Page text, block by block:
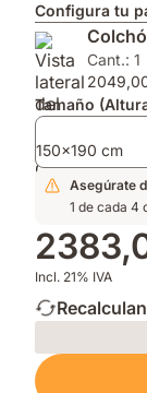
para
aliviar
la
presión
y
capa
hipoalergénica.
tecnologia
AirGrid®
para
mayor
de
Verano
y
Protector
de
Colchón.
Configura tu
Cant.: 1
Tamaño
150x190 cm
Asegúrate
1 de cada 4
Incl. 21% IVA
Loading